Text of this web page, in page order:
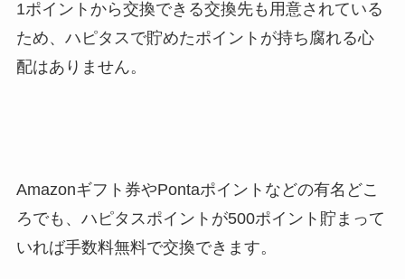
1ポイントから交換できる交換先も用意されている
ため、ハピタスで貯めたポイントが持ち腐れる心
配はありません。
Amazonギフト券やPontaポイントなどの有名どこ
ろでも、ハピタスポイントが500ポイント貯まって
いれば手数料無料で交換できます。